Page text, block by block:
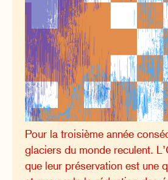
Pour la troisième année
glaciers du monde reculent.
que leur préservation est une